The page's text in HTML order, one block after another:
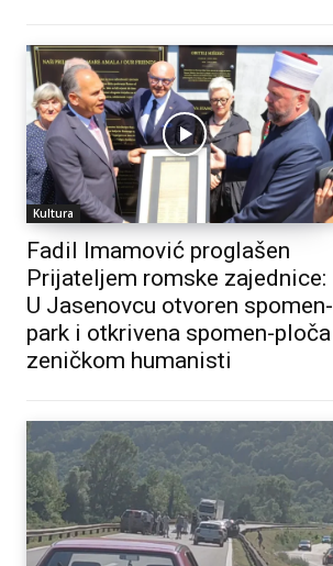
Kultura
Fadil Imamović proglašen
Prijateljem romske zajednice:
U Jasenovcu otvoren spomen-
park i otkrivena spomen-ploča
zeničkom humanisti